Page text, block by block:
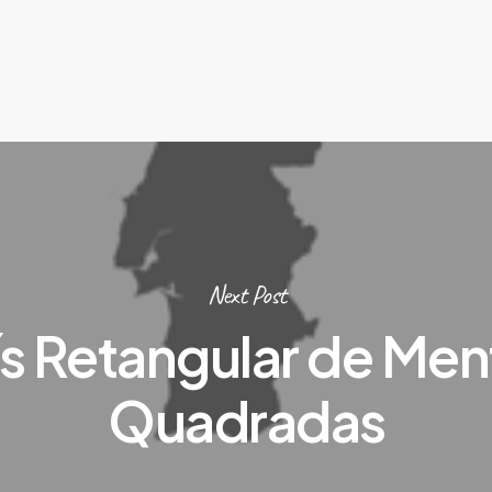
Next Post
Retangular de
Quadradas